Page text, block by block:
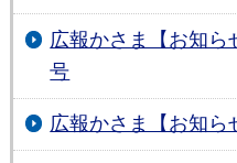
広報かさま【お知
号
広報かさま【お知